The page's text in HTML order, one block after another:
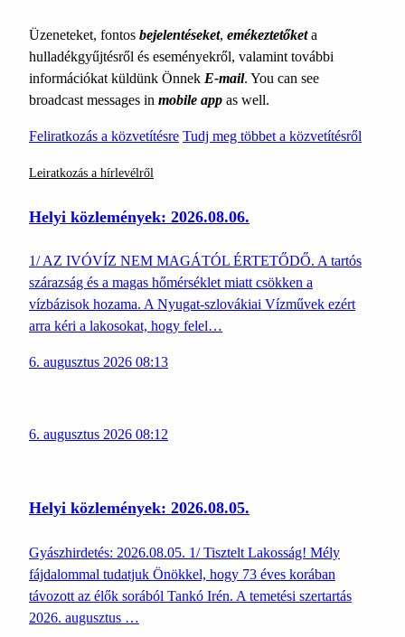
Üzeneteket, fontos bejelentéseket, emékeztetőketa
hulladékgyűjtésről és eseményekről, valamint további
információkat küldünk Önnek E-mail. You can see
broadcast messages in mobile app as well.
Feliratkozás a közvetítésre Tudj meg többet a közvetítésről
Leiratkozás a hírlevélről
Helyi közlemények: 2026.08.06.
1/ AZ IVÓVÍZ NEM MAGÁTÓL ÉRTETŐDŐ. A tartós
szárazság és a magas hőmérséklet miatt csökken a
vízbázisok hozama. A Nyugat-szlovákiai Vízművek ezért
arra kéri a lakosokat, hogy felel…
6. augusztus 2026 08:13
6. augusztus 2026 08:12
Helyi közlemények: 2026.08.05.
Gyászhirdetés: 2026.08.05. 1/ Tisztelt Lakosság! Mély
fájdalommal tudatjuk Önökkel, hogy 73 éves korában
távozott az élők sorából Tankó Irén. A temetési szertartás
2026. augusztus …